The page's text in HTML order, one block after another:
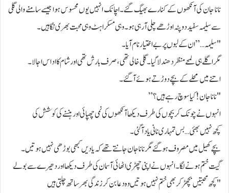
نانا جان کی آنکھوں کے کنارے بھیگ گئے۔ اچانک انہیں یوں محسوس ہوا جیسے سامنے والی گلی
سے سلیمہ سفید دوپٹہ اوڑھے چلی آ رہی ہو۔ وہی مسکراہٹ وہی محبت بھری نگاہیں۔
"سلیمہ…” ان کے لبوں پر بے اختیار نام آیا۔
مگر اگلے ہی لمحے منظر دھندلا گیا۔ گلی خالی تھی، صرف بارش تھی اور شام کا اداس اجالا۔
اتنے میں محلے کے بچے دوڑتے ہوئے آ گئے۔
"نانا جان! کیا سوچ رہے ہیں؟”
انہوں نے چونک کر بچوں کی طرف دیکھا آنکھوں کی نمی چھپائی اور ہنسنے کی کوشش کی
کچھ نہیں بھئی… بس تمہاری نانی یاد آ گئی۔
بچے کھیل میں مصروف ہو گئے مگر نانا جان جانتے تھے کہ یادیں کبھی بوڑھی نہیں ہوتیں۔
گیت ختم ہونے لگا۔ انہوں نے اپنی چھڑی اٹھائی آسمان کی طرف دیکھا اور دھیرے سے بولے
"کچھ محبتیں بچھڑ کر بھی ختم نہیں ہوتیں وہ دعا بن کر زندگی بھر ساتھ چلتی ہیں